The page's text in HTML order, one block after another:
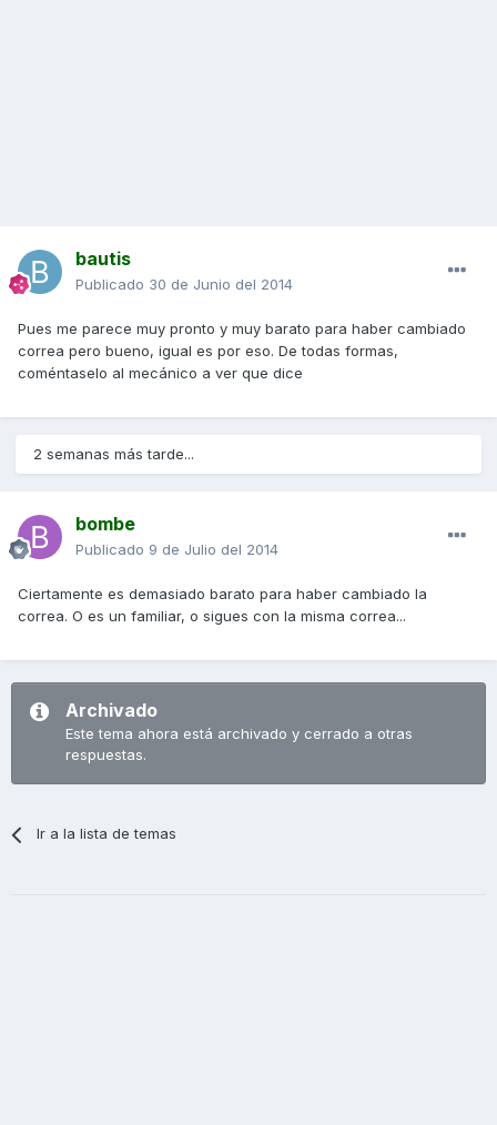
bautis
Publicado 30 de Junio del 2014
Pues me parece muy pronto y muy barato para haber cambiado
correa pero bueno, igual es por eso. De todas formas,
coméntaselo al mecánico a ver que dice
2 semanas más tarde...
bombe
Publicado 9 de Julio del 2014
Ciertamente es demasiado barato para haber cambiado la
correa. O es un familiar, o sigues con la misma correa...
Archivado
Este tema ahora está archivado y cerrado a otras
respuestas.
Ir a la lista de temas